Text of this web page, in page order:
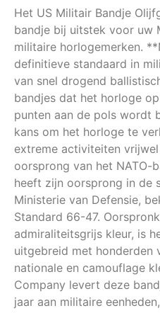
Het US Militair Bandje
bandje bij uitstek voor uw
militaire horlogemerken.
definitieve standaard in
van snel drogend
bandjes dat het horloge
punten aan de pols wordt
kans om het horloge te
extreme activiteiten
oorsprong van het NATO-
heeft zijn oorsprong in de
Ministerie van Defensie,
Standard 66-47.
admiraliteitsgrijs kleur, is
uitgebreid met honderden
nationale en camouflage
Company levert deze
jaar aan militaire